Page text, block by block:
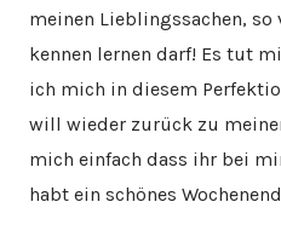
meinen Lieblingssachen, so
kennen lernen darf! Es tut
ich mich in diesem
will wieder zurück zu
mich einfach dass ihr bei
habt ein schönes